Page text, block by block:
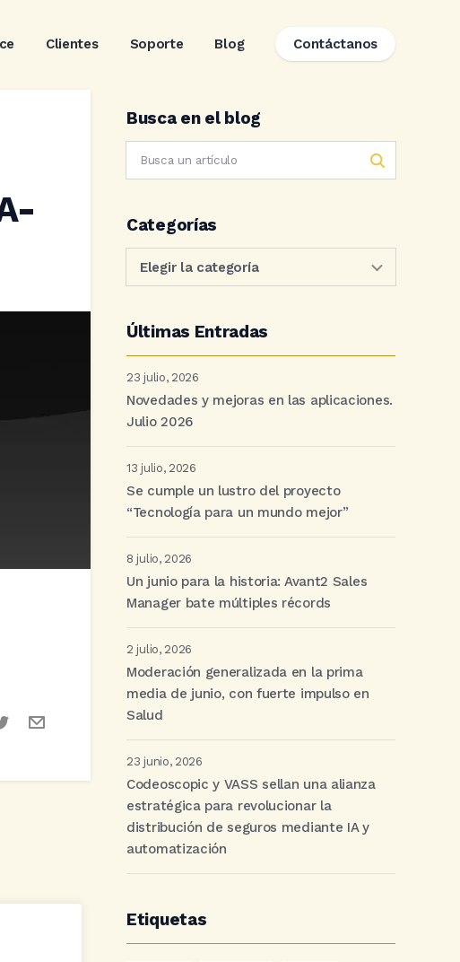
Clientes Soporte Blog Contáctanos
Busca en el blog
Categorías
Últimas Entradas
23 julio, 2026
Novedades y mejoras en las aplicaciones.
Julio 2026
13 julio, 2026
Se cumple un lustro del proyecto
“Tecnología para un mundo mejor”
8 julio, 2026
Un junio para la historia: Avant2 Sales
Manager bate múltiples récords
2 julio, 2026
Moderación generalizada en la prima
media de junio, con fuerte impulso en
Salud
23 junio, 2026
Codeoscopic y VASS sellan una alianza
estratégica para revolucionar la
distribución de seguros mediante IA y
automatización
Etiquetas